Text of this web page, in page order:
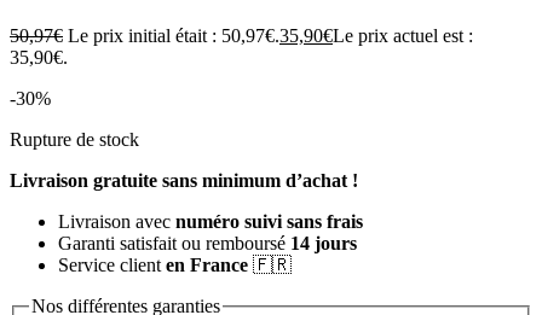
50,97€ Le prix initial était : 50,97€.35,90€Le prix actuel est :
35,90€.
-30%
Rupture de stock
Livraison gratuite sans minimum d’achat !
Livraison avec numéro suivi sans frais
Garanti satisfait ou remboursé 14 jours
Service client en France 🇫🇷
Nos différentes garanties